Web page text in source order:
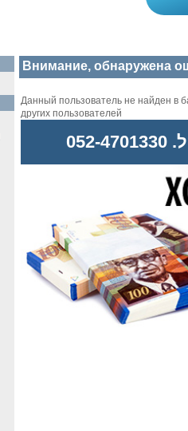
Внимание, обнаружена
Данный пользователь не найден в
других пользователей